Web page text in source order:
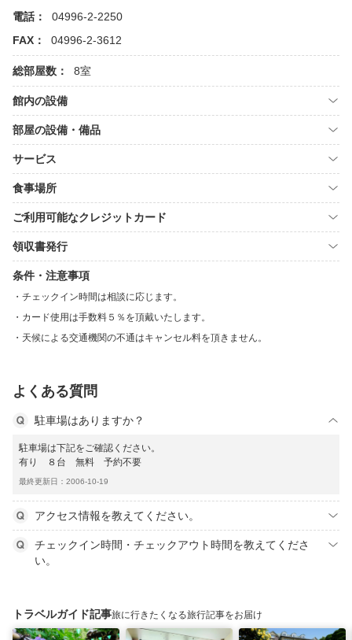
電話：
04996-2-2250
FAX：
04996-2-3612
総部屋数： 8室
館内の設備
部屋の設備・備品
サービス
食事場所
ご利用可能なクレジットカード
領収書発行
条件・注意事項
チェックイン時間は相談に応じます。
カード使用は手数料５％を頂戴いたします。
天候による交通機関の不通はキャンセル料を頂きません。
よくある質問
駐車場はありますか？
駐車場は下記をご確認ください。
有り ８台 無料 予約不要
最終更新日：2006-10-19
アクセス情報を教えてください。
チェックイン時間・チェックアウト時間を教えてくださ
い。
トラベルガイド記事旅に行きたくなる旅行記事をお届け